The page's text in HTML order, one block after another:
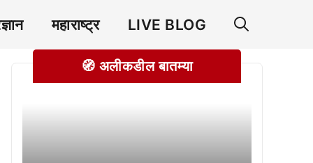
महाराष्ट्र LIVE BLOG
🧭 अलीकडील बातम्या